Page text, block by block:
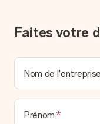
personnel
Faites votre
Nom de l'entreprise
Prénom